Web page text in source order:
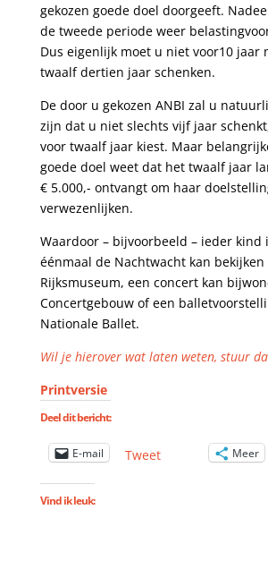
gekozen goede doel doorgeeft.
de tweede periode weer
Dus eigenlijk moet u niet voor10 jaar
twaalf dertien jaar schenken.
De door u gekozen ANBI zal u
zijn dat u niet slechts vijf jaar
voor twaalf jaar kiest. Maar
goede doel weet dat het twaalf jaar
€ 5.000,- ontvangt om haar
verwezenlijken.
Waardoor – bijvoorbeeld – ieder kind
éénmaal de Nachtwacht kan
Rijksmuseum, een concert kan
Concertgebouw of een
Nationale Ballet.
Wil je hierover wat laten weten, stuur
Printversie
Deel dit bericht:
E-mail Tweet Meer
Vind ik leuk: